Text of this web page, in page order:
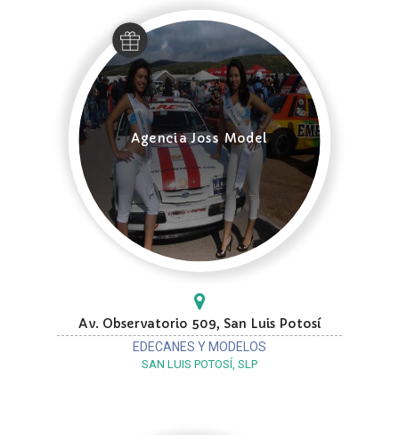
Agencia Joss Model
Av. Observatorio 509, San Luis Potosí
EDECANES Y MODELOS
SAN LUIS POTOSÍ, SLP